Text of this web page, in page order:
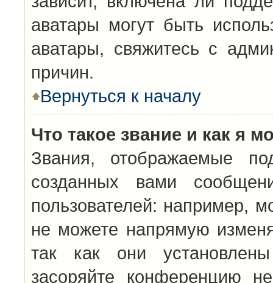
аватары могут быть
аватары, свяжитесь с
причин.
Вернуться к началу
Что такое звание и как я
Звания, отображаемые
созданных вами
пользователей: например,
не можете напрямую
так как они
засоряйте конференцию